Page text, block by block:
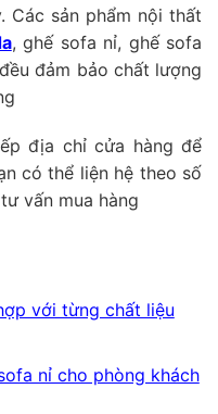
Các sản phẩm nội thất
, ghế sofa nỉ, ghế sofa
đảm bảo chất lượng
địa chỉ cửa hàng để
có thể liện hệ theo số
vấn mua hàng
với từng chất liệu
nỉ cho phòng khách